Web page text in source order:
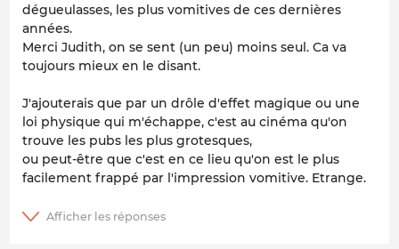
dégueulasses, les plus vomitives de ces dernières
années.
Merci Judith, on se sent (un peu) moins seul. Ca va
toujours mieux en le disant.
J'ajouterais que par un drôle d'effet magique ou une
loi physique qui m'échappe, c'est au cinéma qu'on
trouve les pubs les plus grotesques,
ou peut-être que c'est en ce lieu qu'on est le plus
facilement frappé par l'impression vomitive. Etrange.